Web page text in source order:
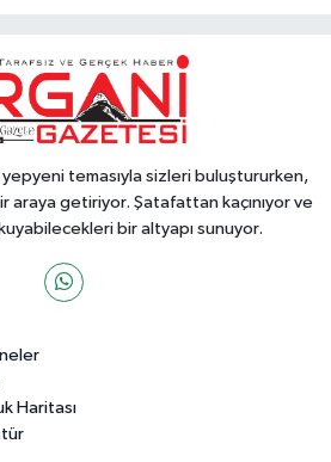
temasıyla sizleri buluştururken,
araya getiriyor. Şatafattan kaçınıyor ve
bir altyapı sunuyor.
Haritası